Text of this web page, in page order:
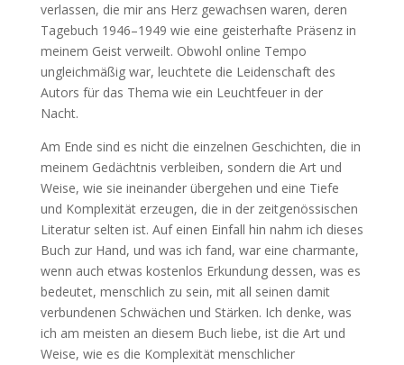
verlassen, die mir ans Herz gewachsen waren, deren
Tagebuch 1946–1949 wie eine geisterhafte Präsenz in
meinem Geist verweilt. Obwohl online Tempo
ungleichmäßig war, leuchtete die Leidenschaft des
Autors für das Thema wie ein Leuchtfeuer in der
Nacht.
Am Ende sind es nicht die einzelnen Geschichten, die in
meinem Gedächtnis verbleiben, sondern die Art und
Weise, wie sie ineinander übergehen und eine Tiefe
und Komplexität erzeugen, die in der zeitgenössischen
Literatur selten ist. Auf einen Einfall hin nahm ich dieses
Buch zur Hand, und was ich fand, war eine charmante,
wenn auch etwas kostenlos Erkundung dessen, was es
bedeutet, menschlich zu sein, mit all seinen damit
verbundenen Schwächen und Stärken. Ich denke, was
ich am meisten an diesem Buch liebe, ist die Art und
Weise, wie es die Komplexität menschlicher